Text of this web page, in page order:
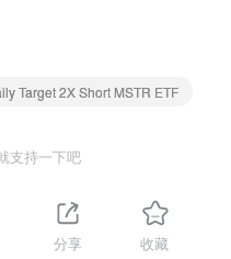
Target 2X Short MSTR ETF
支持一下吧
分享 收藏